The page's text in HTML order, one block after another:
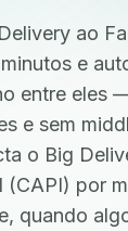
ao
e
entre eles
e sem
o Big
(CAPI) por
quando